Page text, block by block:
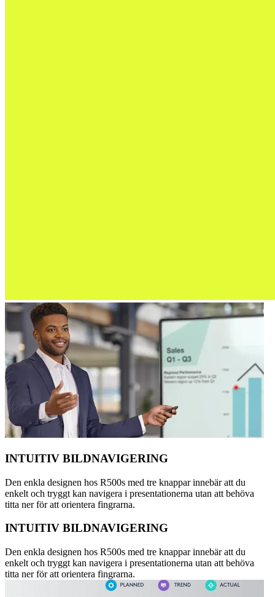
INTUITIV BILDNAVIGERING
Den enkla designen hos R500s med tre knappar innebär att du
enkelt och tryggt kan navigera i presentationerna utan att behöva
titta ner för att orientera fingrarna.
INTUITIV BILDNAVIGERING
Den enkla designen hos R500s med tre knappar innebär att du
enkelt och tryggt kan navigera i presentationerna utan att behöva
titta ner för att orientera fingrarna.